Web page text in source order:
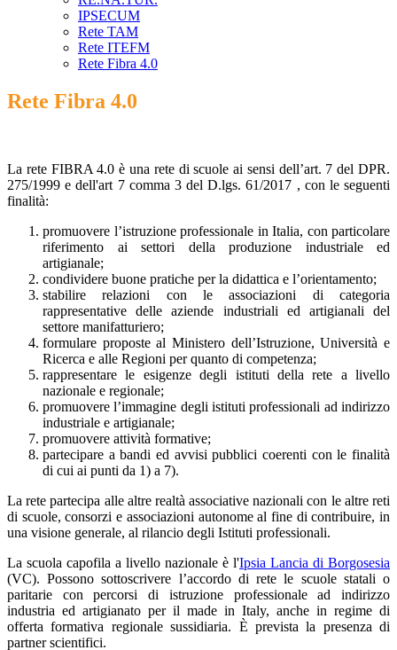
IPSECUM
Rete TAM
Rete ITEFM
Rete Fibra 4.0
Rete Fibra 4.0
La rete FIBRA 4.0 è una rete di scuole ai sensi dell’art. 7 del DPR.
275/1999 e dell'art 7 comma 3 del D.lgs. 61/2017 , con le seguenti
finalità:
promuovere l’istruzione professionale in Italia, con particolare
riferimento ai settori della produzione industriale ed
artigianale;
condividere buone pratiche per la didattica e l’orientamento;
stabilire relazioni con le associazioni di categoria
rappresentative delle aziende industriali ed artigianali del
settore manifatturiero;
formulare proposte al Ministero dell’Istruzione, Università e
Ricerca e alle Regioni per quanto di competenza;
rappresentare le esigenze degli istituti della rete a livello
nazionale e regionale;
promuovere l’immagine degli istituti professionali ad indirizzo
industriale e artigianale;
promuovere attività formative;
partecipare a bandi ed avvisi pubblici coerenti con le finalità
di cui ai punti da 1) a 7).
La rete partecipa alle altre realtà associative nazionali con le altre reti
di scuole, consorzi e associazioni autonome al fine di contribuire, in
una visione generale, al rilancio degli Istituti professionali.
La scuola capofila a livello nazionale è l'Ipsia Lancia di Borgosesia
(VC). Possono sottoscrivere l’accordo di rete le scuole statali o
paritarie con percorsi di istruzione professionale ad indirizzo
industria ed artigianato per il made in Italy, anche in regime di
offerta formativa regionale sussidiaria. È prevista la presenza di
partner scientifici.